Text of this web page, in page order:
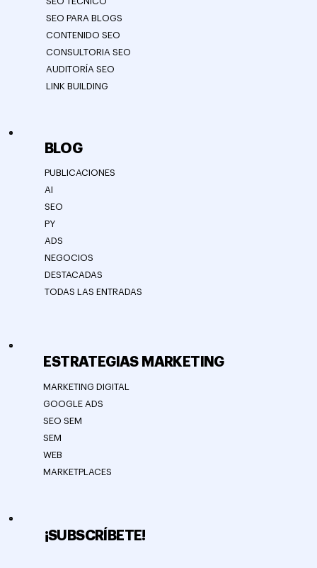
¡SUBSCRÍBETE!
SEO PARA BLOGS
CONTENIDO SEO
CONSULTORIA SEO
AUDITORÍA SEO
LINK BUILDING
ESTRATEGIAS MARKETING
MARKETING DIGITAL
GOOGLE ADS
SEO SEM
SEM
WEB
MARKETPLACES
BLOG
PUBLICACIONES
AI
SEO
PY
ADS
NEGOCIOS
DESTACADAS
TODAS LAS ENTRADAS